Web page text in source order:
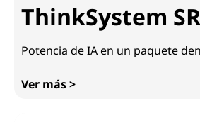
ThinkSystem
Potencia de IA en un paquete
Ver más >